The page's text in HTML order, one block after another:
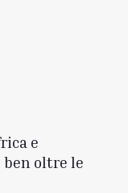
e
ben oltre le